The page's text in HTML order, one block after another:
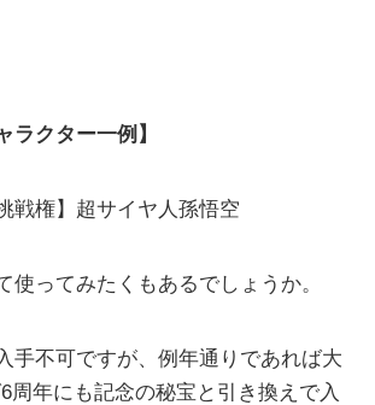
ラクター一例】
戦権】超サイヤ人孫悟空
使ってみたくもあるでしょうか。
手不可ですが、例年通りであれば大
周年にも記念の秘宝と引き換えで入